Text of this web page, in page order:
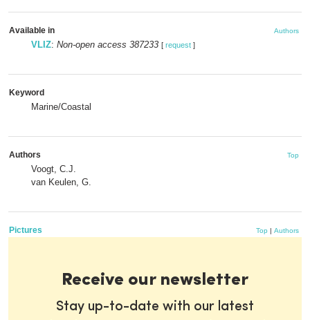
Available in Authors
VLIZ: Non-open access 387233 [ request ]
Keyword
Marine/Coastal
Authors Top
Voogt, C.J.
van Keulen, G.
Pictures Top | Authors
Receive our newsletter
Stay up-to-date with our latest